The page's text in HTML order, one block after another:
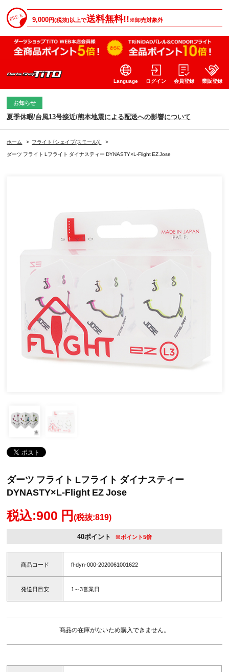
9,000円(税抜)以上で送料無料!!※卸売対象外
Language ログイン 会員登録 業販登録
お知らせ
夏季休暇/台風13号接近/熊本地震による配送への影響について
ホーム > フライト（シェイプ(スモール)）
>
ダーツ フライト Lフライト ダイナスティー DYNASTY×L-Flight EZ Jose
ダーツ フライト Lフライト ダイナスティー
DYNASTY×L-Flight EZ Jose
税込:900 円(税抜:819)
40ポイント ※ポイント5倍
商品コード fl-dyn-000-2020061001622
発送日目安 1～3営業日
商品の在庫がないため購入できません。